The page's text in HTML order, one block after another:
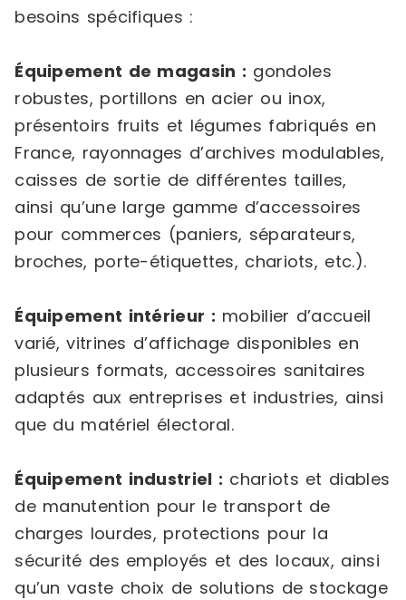
besoins spécifiques :
Équipement de magasin : gondoles
robustes, portillons en acier ou inox,
présentoirs fruits et légumes fabriqués en
France, rayonnages d’archives modulables,
caisses de sortie de différentes tailles,
ainsi qu’une large gamme d’accessoires
pour commerces (paniers, séparateurs,
broches, porte-étiquettes, chariots, etc.).
Équipement intérieur : mobilier d’accueil
varié, vitrines d’affichage disponibles en
plusieurs formats, accessoires sanitaires
adaptés aux entreprises et industries, ainsi
que du matériel électoral.
Équipement industriel : chariots et diables
de manutention pour le transport de
charges lourdes, protections pour la
sécurité des employés et des locaux, ainsi
qu’un vaste choix de solutions de stockage